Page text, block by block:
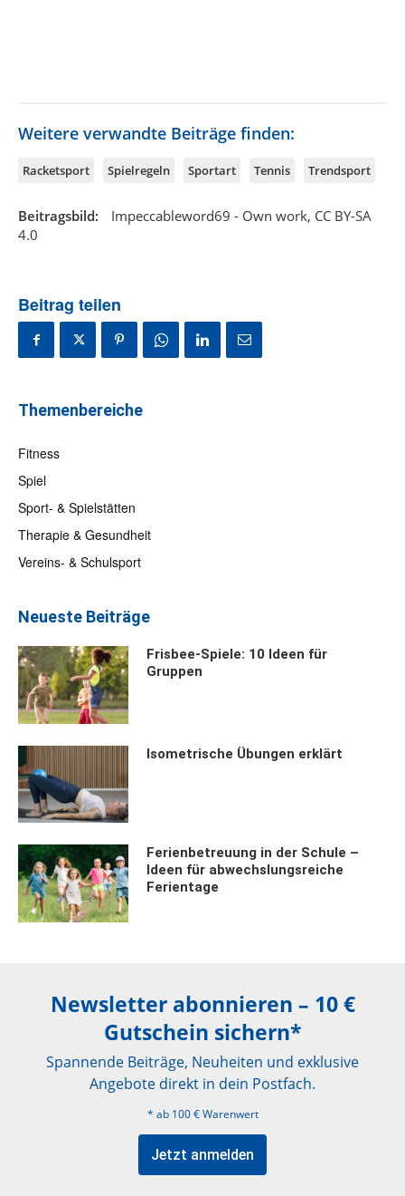
Weitere verwandte Beiträge finden:
Racketsport Spielregeln Sportart Tennis Trendsport
Beitragsbild:
Impeccableword69 - Own work, CC BY-SA
4.0
Beitrag teilen
Themenbereiche
Fitness
Spiel
Sport- & Spielstätten
Therapie & Gesundheit
Vereins- & Schulsport
Neueste Beiträge
Frisbee-Spiele: 10 Ideen für
Gruppen
Isometrische Übungen erklärt
Ferienbetreuung in der Schule –
Ideen für abwechslungsreiche
Ferientage
Newsletter abonnieren – 10 €
Gutschein sichern*
Spannende Beiträge, Neuheiten und exklusive
Angebote direkt in dein Postfach.
* ab 100 € Warenwert
Jetzt anmelden